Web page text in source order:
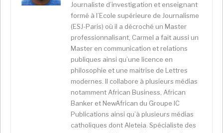
rendue à quelques pas de notre territoire où se
tenait, à Bolou, 40 Km de Lomé, l’événement. Une
foule, plus de 300 personnes, essentiellement des
jeunes en fêtes, en plein air. Sur de longues tables,
des assiettes en argile chauffé, mais autour
desquelles se forment de longues queues. Le service
est libre, la mobilisation impressionnante avec des
improvisations de danses locales. Pendant toute une
journée et venant essentiellement de Lomé, des
togolais ont fait la fête. Dans la foule, Max Carmel 1er,
monarque de La Principauté des Baobabs ainsi que
Journaliste d’investigation et enseignant
formé à l’Ecole supérieure de Journalisme
(ESJ-Paris) où il a décroché un Master
professionnalisant, Carmel a fait aussi un
Master en communication et relations
publiques ainsi qu’une licence en
philosophie et une maitrise de Lettres
modernes. Il collabore à plusieurs médias
notamment African Business, African
Banker et NewAfrican du Groupe IC
Publications ainsi qu’à plusieurs médias
catholiques dont Aleteia. Spécialiste des